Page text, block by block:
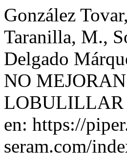
González
Taranilla, M.,
Delgado
NO
en: https://
seram.com/